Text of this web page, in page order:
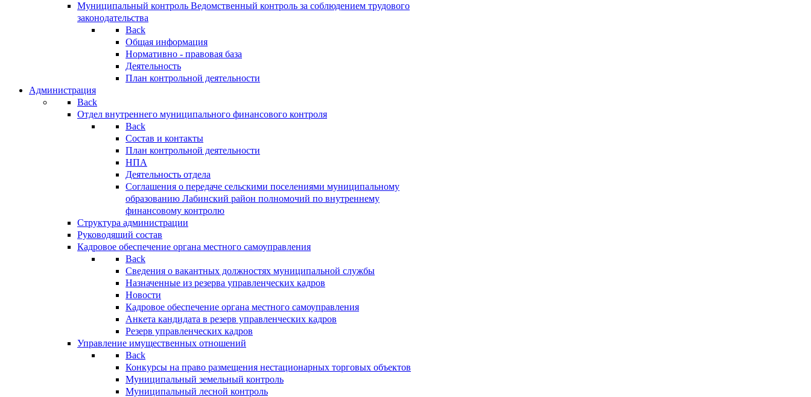
Муниципальный контроль Ведомственный контроль за соблюдением трудового
законодательства
Back
Общая информация
Нормативно - правовая база
Деятельность
План контрольной деятельности
Администрация
Back
Отдел внутреннего муниципального финансового контроля
Back
Состав и контакты
План контрольной деятельности
НПА
Деятельность отдела
Соглашения о передаче сельскими поселениями муниципальному
образованию Лабинский район полномочий по внутреннему
финансовому контролю
Структура администрации
Руководящий состав
Кадровое обеспечение органа местного самоуправления
Back
Сведения о вакантных должностях муниципальной службы
Назначенные из резерва управленческих кадров
Новости
Кадровое обеспечение органа местного самоуправления
Анкета кандидата в резерв управленческих кадров
Резерв управленческих кадров
Управление имущественных отношений
Back
Конкурсы на право размещения нестационарных торговых объектов
Муниципальный земельный контроль
Муниципальный лесной контроль